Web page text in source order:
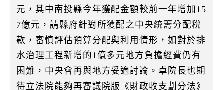
元，其中南投縣今年獲配金額較前一年增加15
7億元，請縣府針對所獲配之中央統籌分配稅
款，審慎評估預算分配與利用情形，如對於排
水治理工程新增的1億多元地方負擔經費仍有
困難，中央會再與地方妥適討論。卓院長也期
待立法院能夠再審議院版《財政收支劃分法》